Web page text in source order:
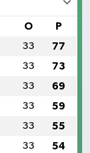
O P
33 77
33 73
33 69
33 59
33 55
33 54